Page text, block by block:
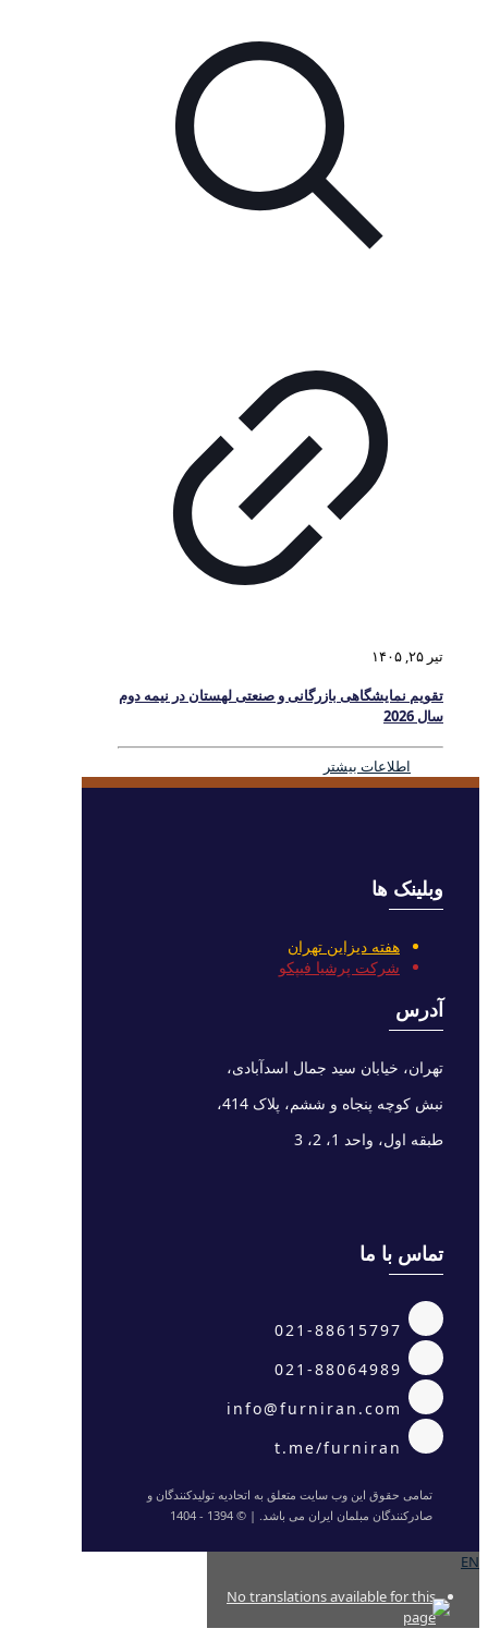
تیر ۲۵, ۱۴۰۵
تقویم نمایشگاهی بازرگانی و صنعتی لهستان در نیمه دوم
سال 2026
اطلاعات بیشتر
وبلینک ها
هفته دیزاین تهران
شرکت پرشیا فیپکو
آدرس
تهران، خیابان سید جمال اسدآبادی،
نبش کوچه پنجاه و ششم، پلاک 414،
طبقه اول، واحد 1، 2، 3
تماس با ما
تمامی حقوق این وب سایت متعلق به اتحادیه تولیدکنندگان و
صادرکنندگان مبلمان ایران می باشد. | © 1394 - 1404
EN
No translations available for this
page